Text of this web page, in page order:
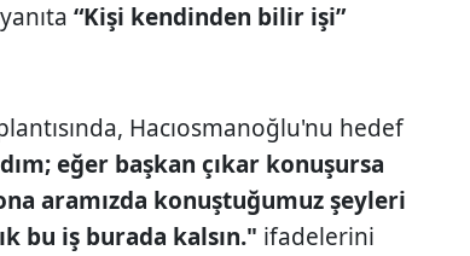
“Kişi kendinden bilir işi”
Hacıosmanoğlu'nu hedef
eğer başkan çıkar konuşursa
aramızda konuştuğumuz şeyleri
bu iş burada kalsın." ifadelerini